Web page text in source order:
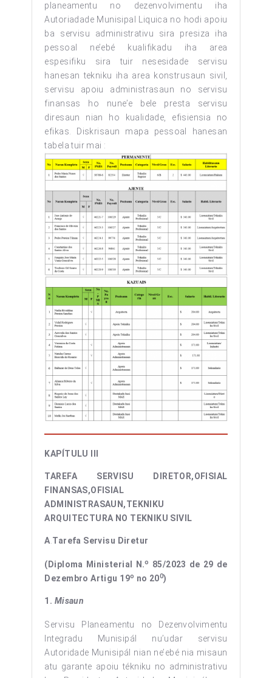
planeamentu no dezenvolvimentu iha
Autoriadade Munisipal Liquica no hodi apoiu
ba servisu administrativu sira presiza iha
pessoal ne’ebé kualifikadu iha area
espesifiku sira tuir nesesidade servisu
hanesan tekniku iha area konstrusaun sivil,
servisu apoiu administrasaun no servisu
finansas ho nune’e bele presta servisu
diresaun nian ho kualidade, efisiensia no
efikas. Diskrisaun mapa pessoal hanesan
tabela tuir mai :
KAPÍTULU III
TAREFA SERVISU DIRETOR,OFISIAL
FINANSAS,OFISIAL
ADMINISTRASAUN,TEKNIKU
ARQUITECTURA NO TEKNIKU SIVIL
A Tarefa Servisu Diretur
(Diploma Ministerial N.o 85/2023 de 29 de
Dezembro Artigu 19o no 200)
1. Misaun
Servisu Planeamentu no Dezenvolvimentu
Integradu Munisipál nu’udar servisu
Autoridade Munisipál nian ne’ebé nia misaun
atu garante apoiu tékniku no administrativu